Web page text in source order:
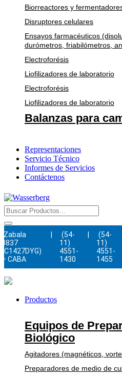
Biorreactores y
Disruptores celulares
Ensayos farmacéuticos
durómetros, friabilómetros,
Electroforésis
Liofilizadores de laboratorio
Electroforésis
Liofilizadores de laboratorio
Balanzas para
Representaciones
Servicio Técnico
Informes de Servicios
Contáctenos
Zabala
3837
(C1427DYG)
– CABA
(54-
11)
4551-
1430
(54-
11)
4551-
1455
Productos
Equipos de
Biológico
Agitadores (magnéticos,
Preparadores de medio de